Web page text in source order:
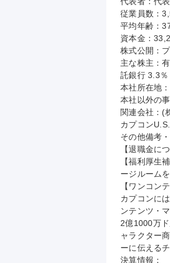
従業員数：
平均年齢：
資本金：
株式公開：
主な株主：
託銀行 3.3％
本社所在地
本社以外の
関連会社：(
カプコン
その他備考
【退職金に
【福利厚生
ージルーム
【ワンコン
カプコンに
ンテンツ・
2億1000万
ャラクター
ーに伝える
決算情報：